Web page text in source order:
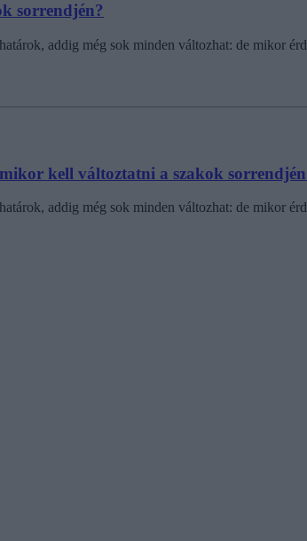
sorrendjén?
addig még sok minden változhat: de mikor
kell változtatni a szakok
addig még sok minden változhat: de mikor